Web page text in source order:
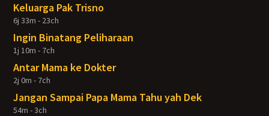
Keluarga Pak Trisno
6j 33m - 23ch
Ingin Binatang Peliharaan
1j 10m - 7ch
Antar Mama ke Dokter
2j 0m - 7ch
Jangan Sampai Papa Mama Tahu yah Dek
54m - 3ch